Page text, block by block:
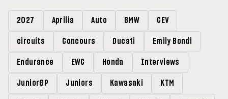
2027 Aprilia Auto BMW CEV
circuits Concours Ducati Emily Bondi
Endurance EWC Honda Interviews
JuniorGP Juniors Kawasaki KTM